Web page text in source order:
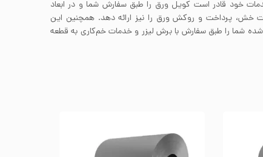
خود قادر است کویل ورق را طبق سفارش شما و در ابعاد
خش، پرداخت و روکش ورق را نیز ارائه دهد. همچنین این
شما را طبق سفارش با برش لیزر و خدمات خم‌کاری به قطعه